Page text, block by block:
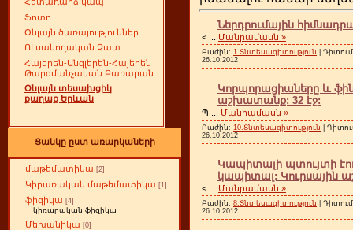
Ֆոտո
Օնլայն ծառայություններ
ՈՒսանողական Չատ
Հայերեն-Անգլերեն-Հայերեն
Թարգմանչական Բառարան
Օնլայն տեսախցիկ
քաղաք Երևան
Ցանկը ըստ առարկաների
մաթեմատիկա [2]
Կիրառական մաթեմատիկա [1]
ֆիզիկա [4]
կիռարական ֆիզիկա
Մեխանիկա [0]
Ներդրումային
< Մանրամասն »
Բաժին: 1.Տնտեսագիտություն |
26.10.2012
Կորպորացիաները և
աշխատանք: 32 էջ:
Պ Մանրամասն »
Բաժին: 10.Տնտեսագիտություն |
26.10.2012
Կապիտալի պտույտի
կապիտալ: Կուրսային
< Մանրամասն »
Բաժին: 8.Տնտեսագիտություն |
26.10.2012